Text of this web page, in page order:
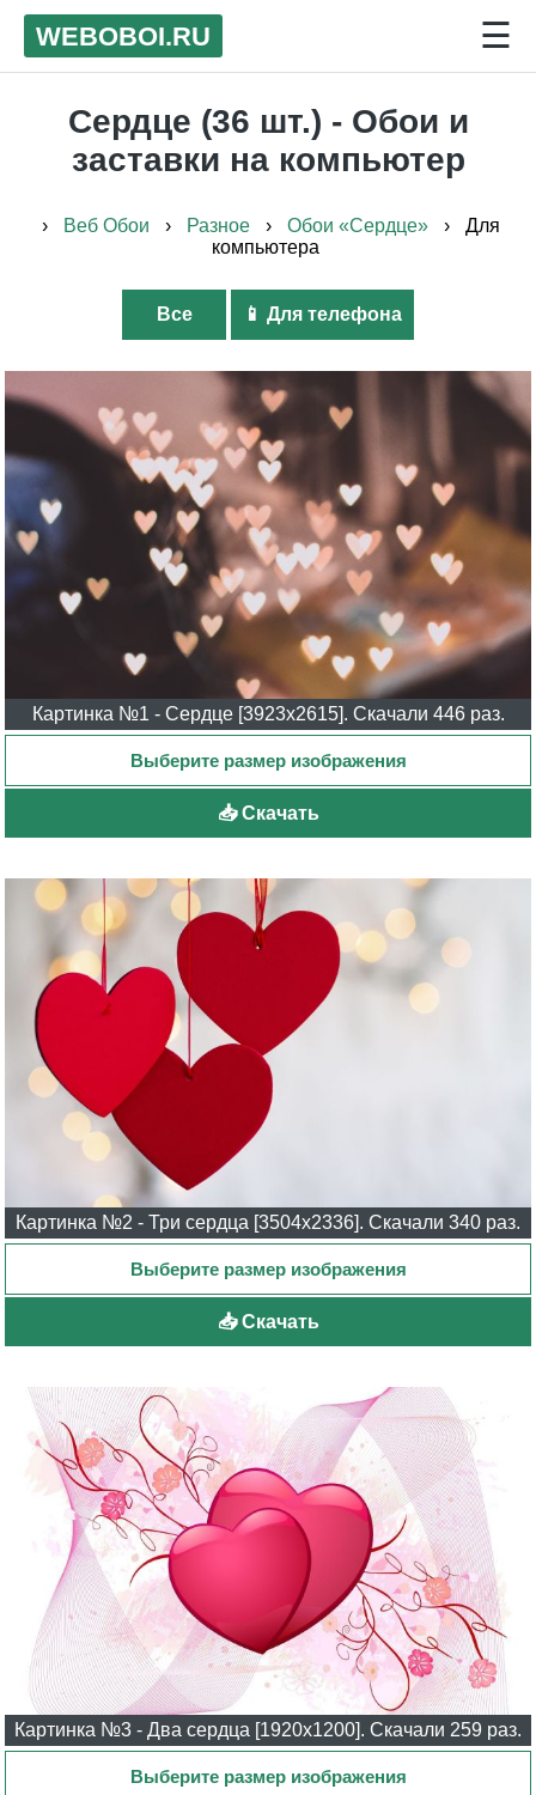
WEBOBOI.RU ☰
Сердце (36 шт.) - Обои и
заставки на компьютер
› Веб Обои › Разное › Обои «Сердце» ›
Для
компьютера
Все 📱 Для телефона
Картинка №1 - Сердце [3923x2615]. Скачали 446 раз.
📥 Скачать
Картинка №2 - Три сердца [3504x2336]. Скачали 340 раз.
📥 Скачать
Картинка №3 - Два сердца [1920x1200]. Скачали 259 раз.